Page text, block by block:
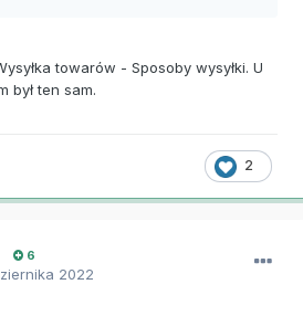
towarów - Sposoby wysyłki. U
był ten sam.
2
6
2022